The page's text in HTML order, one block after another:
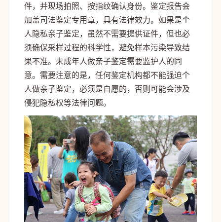
件，并现场拍照、按指纹确认身份。鉴定报告会
加盖司法鉴定专用章，具有法律效力。如果是个
人隐私亲子鉴定，虽然不需要提供证件，但也必
须确保采样过程的科学性，避免样本污染导致结
果不准。未成年人做亲子鉴定需要监护人的同
意。需要注意的是，任何鉴定机构都不能强迫个
人做亲子鉴定，必须是自愿的，否则可能会涉及
侵犯隐私权等法律问题。